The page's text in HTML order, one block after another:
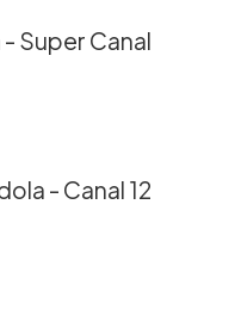
Super Canal
- Canal 12